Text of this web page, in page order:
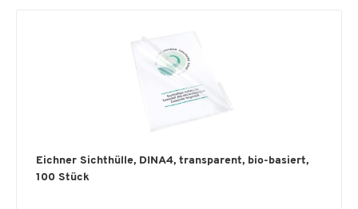
Eichner Sichthülle, DINA4, transparent, bio-basiert,
100 Stück